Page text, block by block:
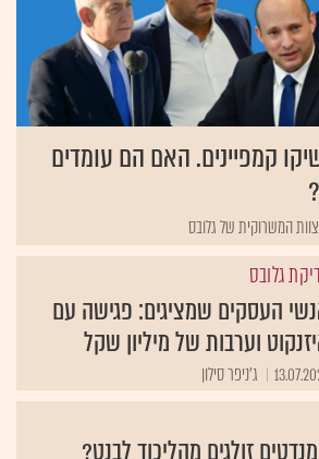
קמפיינים. האם הם עומדים
וצוות המשרוקית של גלובס
גלובס
העסקים שמציגים: פגישה עם
וערבות של מיליון שקל
ג'ניפר סילון
זולגים מהליכוד לבנט?